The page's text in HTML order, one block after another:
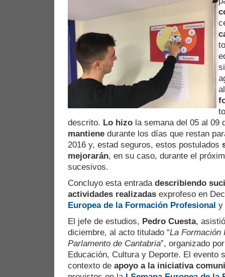
descrito. Lo hizo la semana del 05 al 09
mantiene durante los días que restan
2016 y, estad seguros, estos postulados
mejorarán, en su caso, durante el
sucesivos.
Concluyo esta entrada describiendo
actividades realizadas exprofeso en
Europea de la Formación Profesional y
El jefe de estudios, Pedro Cuesta,
diciembre, al acto titulado “La Formación
Parlamento de Cantabria”, organizado
Educación, Cultura y Deporte. El evento
contexto de apoyo a la iniciativa